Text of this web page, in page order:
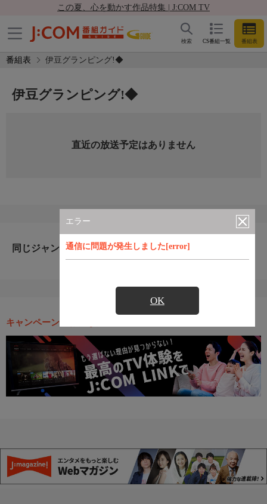
この夏、心を動かす作品特集 | J:COM TV
CS番組一覧 番組表
検索
番組表 伊豆グランピング!◆
エラー
通信に問題が発生しました[error]
OK
伊豆グランピング!◆
直近の放送予定はありません
同じジャンルのおすすめ番組
キャンペーン・お得な情報